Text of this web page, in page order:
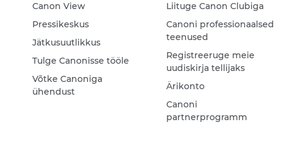
Canon View
Pressikeskus
Jätkusuutlikkus
Tulge Canonisse tööle
Võtke Canoniga
ühendust
Liituge Canon Clubiga
Canoni professionaalsed
teenused
Registreeruge meie
uudiskirja tellijaks
Ärikonto
Canoni
partnerprogramm